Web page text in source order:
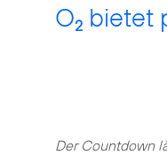
O2 bietet
Der Countdown